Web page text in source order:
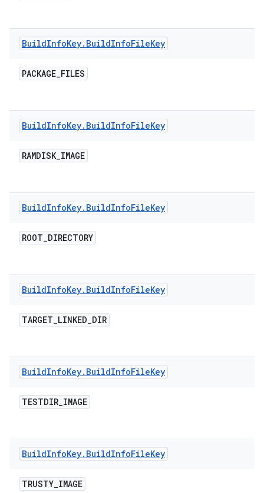
BuildInfoKey. BuildInfoFileKey
PACKAGE_FILES
BuildInfoKey. BuildInfoFileKey
RAMDISK_IMAGE
BuildInfoKey. BuildInfoFileKey
ROOT_DIRECTORY
BuildInfoKey. BuildInfoFileKey
TARGET_LINKED_DIR
BuildInfoKey. BuildInfoFileKey
TESTDIR_IMAGE
BuildInfoKey. BuildInfoFileKey
TRUSTY_IMAGE